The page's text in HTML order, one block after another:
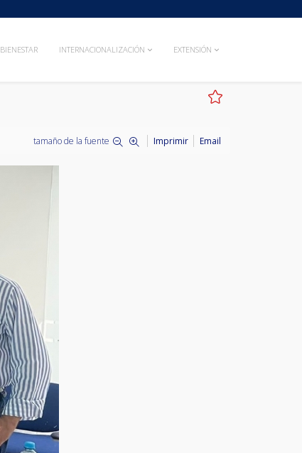
BIENESTAR INTERNACIONALIZACIÓN EXTENSIÓN
tamaño de la fuente Imprimir Email